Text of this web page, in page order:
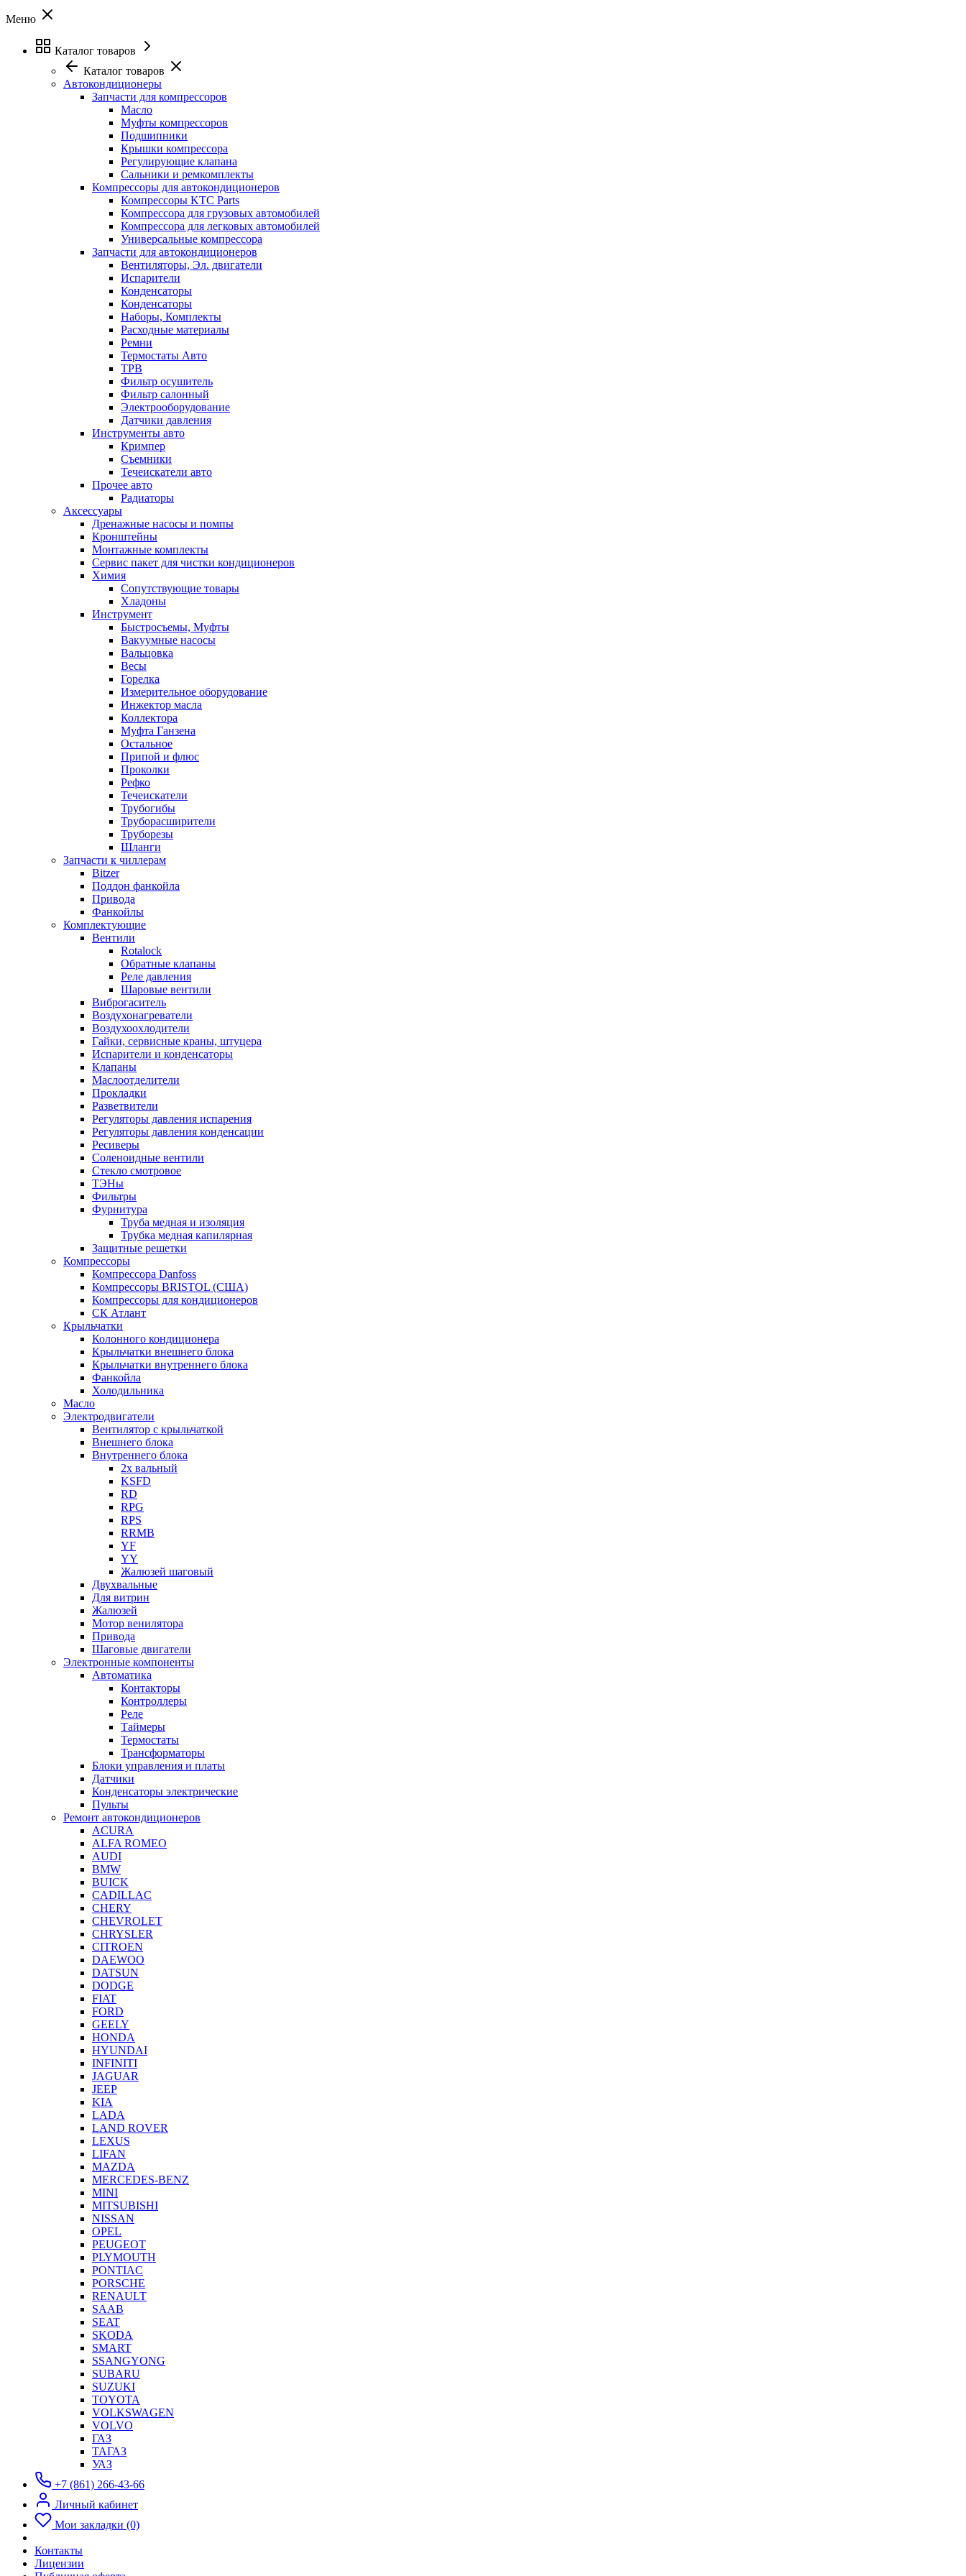
Меню
Каталог товаров
Каталог товаров
Автокондиционеры
Запчасти для компрессоров
Масло
Муфты компрессоров
Подшипники
Крышки компрессора
Регулирующие клапана
Сальники и ремкомплекты
Компрессоры для автокондиционеров
Компрессоры KTC Parts
Компрессора для грузовых автомобилей
Компрессора для легковых автомобилей
Универсальные компрессора
Запчасти для автокондиционеров
Вентиляторы, Эл. двигатели
Испарители
Конденсаторы
Конденсаторы
Наборы, Комплекты
Расходные материалы
Ремни
Термостаты Авто
ТРВ
Фильтр осушитель
Фильтр салонный
Электрооборудование
Датчики давления
Инструменты авто
Кримпер
Съемники
Течеискатели авто
Прочее авто
Радиаторы
Аксессуары
Дренажные насосы и помпы
Кронштейны
Монтажные комплекты
Сервис пакет для чистки кондиционеров
Химия
Сопутствующие товары
Хладоны
Инструмент
Быстросъемы, Муфты
Вакуумные насосы
Вальцовка
Весы
Горелка
Измерительное оборудование
Инжектор масла
Коллектора
Муфта Ганзена
Остальное
Припой и флюс
Проколки
Рефко
Течеискатели
Трубогибы
Труборасширители
Труборезы
Шланги
Запчасти к чиллерам
Bitzer
Поддон фанкойла
Привода
Фанкойлы
Комплектующие
Вентили
Rotalock
Обратные клапаны
Реле давления
Шаровые вентили
Виброгаситель
Воздухонагреватели
Воздухоохлодители
Гайки, сервисные краны, штуцера
Испарители и конденсаторы
Клапаны
Маслоотделители
Прокладки
Разветвители
Регуляторы давления испарения
Регуляторы давления конденсации
Ресиверы
Соленоидные вентили
Стекло смотровое
ТЭНы
Фильтры
Фурнитура
Труба медная и изоляция
Трубка медная капилярная
Защитные решетки
Компрессоры
Компрессора Danfoss
Компрессоры BRISTOL (США)
Компрессоры для кондиционеров
СК Атлант
Крыльчатки
Колонного кондиционера
Крыльчатки внешнего блока
Крыльчатки внутреннего блока
Фанкойла
Холодильника
Масло
Электродвигатели
Вентилятор с крыльчаткой
Внешнего блока
Внутреннего блока
2х вальный
KSFD
RD
RPG
RPS
RRMB
YF
YY
Жалюзей шаговый
Двухвальные
Для витрин
Жалюзей
Мотор венилятора
Привода
Шаговые двигатели
Электронные компоненты
Автоматика
Контакторы
Контроллеры
Реле
Таймеры
Термостаты
Трансформаторы
Блоки управления и платы
Датчики
Конденсаторы электрические
Пульты
Ремонт автокондиционеров
ACURA
ALFA ROMEO
AUDI
BMW
BUICK
CADILLAC
CHERY
CHEVROLET
CHRYSLER
CITROEN
DAEWOO
DATSUN
DODGE
FIAT
FORD
GEELY
HONDA
HYUNDAI
INFINITI
JAGUAR
JEEP
KIA
LADA
LAND ROVER
LEXUS
LIFAN
MAZDA
MERCEDES-BENZ
MINI
MITSUBISHI
NISSAN
OPEL
PEUGEOT
PLYMOUTH
PONTIAC
PORSCHE
RENAULT
SAAB
SEAT
SKODA
SMART
SSANGYONG
SUBARU
SUZUKI
TOYOTA
VOLKSWAGEN
VOLVO
ГАЗ
ТАГАЗ
УАЗ
+7 (861) 266-43-66
Личный кабинет
Мои закладки (0)
Контакты
Лицензии